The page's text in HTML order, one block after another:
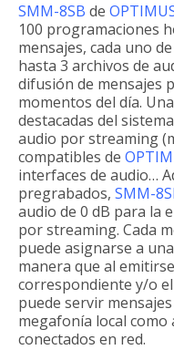
SMM-8SB de
100 programaciones
mensajes, cada uno
hasta 3 archivos de
difusión de mensajes
momentos del día.
destacadas del
audio por streaming
compatibles de
interfaces de audio…
pregrabados, SMM-
audio de 0 dB para la
por streaming. Cada
puede asignarse a
manera que al
correspondiente y/o
puede servir
megafonía local
conectados en red.